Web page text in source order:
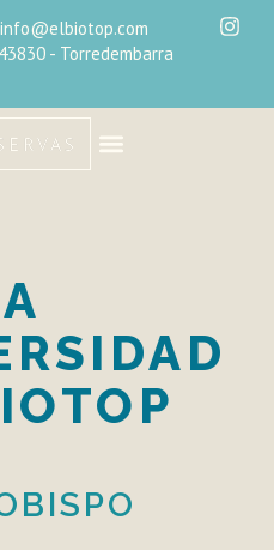
info@elbiotop.com
- Torredembarra